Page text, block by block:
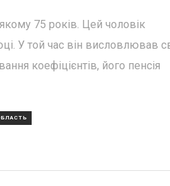
75 років. Цей чоловік
У той час він висловлював
коефіцієнтів, його пенсія